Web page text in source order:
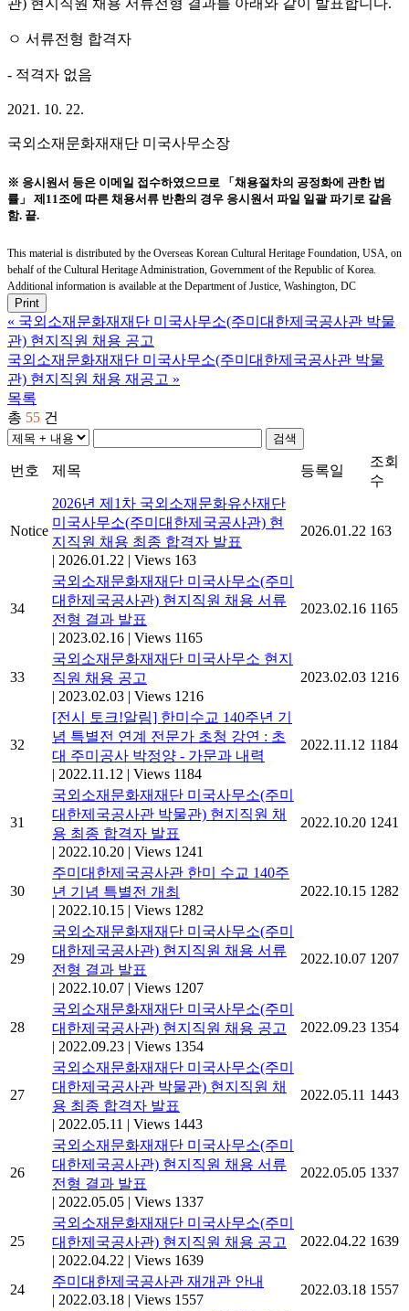
관) 현지직원 채용 서류전형 결과를 아래와 같이 발표합니다.
ㅇ 서류전형 합격자
- 적격자 없음
2021. 10. 22.
국외소재문화재재단 미국사무소장
※ 응시원서 등은 이메일 접수하였으므로 「채용절차의 공정화에 관한 법
률」 제11조에 따른 채용서류 반환의 경우 응시원서 파일 일괄 파기로 갈음
함. 끝.
This material is distributed by the Overseas Korean Cultural Heritage Foundation, USA, on
behalf of the Cultural Heritage Administration, Government of the Republic of Korea.
Additional information is available at the Department of Justice, Washington, DC
Print
« 국외소재문화재재단 미국사무소(주미대한제국공사관 박물
관) 현지직원 채용 공고
국외소재문화재재단 미국사무소(주미대한제국공사관 박물
관) 현지직원 채용 재공고 »
목록
총 55 건
검색
번호 제목 등록일
조회
수
Notice
2026년 제1차 국외소재문화유산재단
미국사무소(주미대한제국공사관) 현
지직원 채용 최종 합격자 발표
| 2026.01.22 | Views 163
2026.01.22 163
34
국외소재문화재재단 미국사무소(주미
대한제국공사관) 현지직원 채용 서류
전형 결과 발표
| 2023.02.16 | Views 1165
2023.02.16 1165
33
국외소재문화재재단 미국사무소 현지
직원 채용 공고
| 2023.02.03 | Views 1216
2023.02.03 1216
32
[전시 토크!알림] 한미수교 140주년 기
념 특별전 연계 전문가 초청 강연 : 초
대 주미공사 박정양 - 가문과 내력
| 2022.11.12 | Views 1184
2022.11.12 1184
31
국외소재문화재재단 미국사무소(주미
대한제국공사관 박물관) 현지직원 채
용 최종 합격자 발표
| 2022.10.20 | Views 1241
2022.10.20 1241
30
주미대한제국공사관 한미 수교 140주
년 기념 특별전 개최
| 2022.10.15 | Views 1282
2022.10.15 1282
29
국외소재문화재재단 미국사무소(주미
대한제국공사관) 현지직원 채용 서류
전형 결과 발표
| 2022.10.07 | Views 1207
2022.10.07 1207
28
국외소재문화재재단 미국사무소(주미
대한제국공사관) 현지직원 채용 공고
| 2022.09.23 | Views 1354
2022.09.23 1354
27
국외소재문화재재단 미국사무소(주미
대한제국공사관 박물관) 현지직원 채
용 최종 합격자 발표
| 2022.05.11 | Views 1443
2022.05.11 1443
26
국외소재문화재재단 미국사무소(주미
대한제국공사관) 현지직원 채용 서류
전형 결과 발표
| 2022.05.05 | Views 1337
2022.05.05 1337
25
국외소재문화재재단 미국사무소(주미
대한제국공사관) 현지직원 채용 공고
| 2022.04.22 | Views 1639
2022.04.22 1639
24
주미대한제국공사관 재개관 안내
| 2022.03.18 | Views 1557
2022.03.18 1557